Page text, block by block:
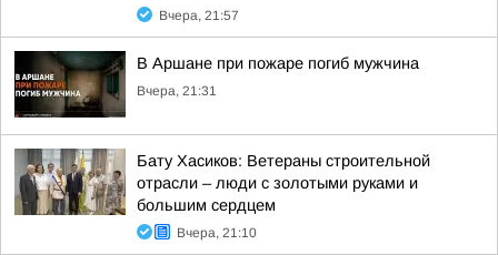
Вчера, 21:57
В Аршане при пожаре погиб мужчина
Вчера, 21:31
Бату Хасиков: Ветераны строительной
отрасли – люди с золотыми руками и
большим сердцем
Вчера, 21:10